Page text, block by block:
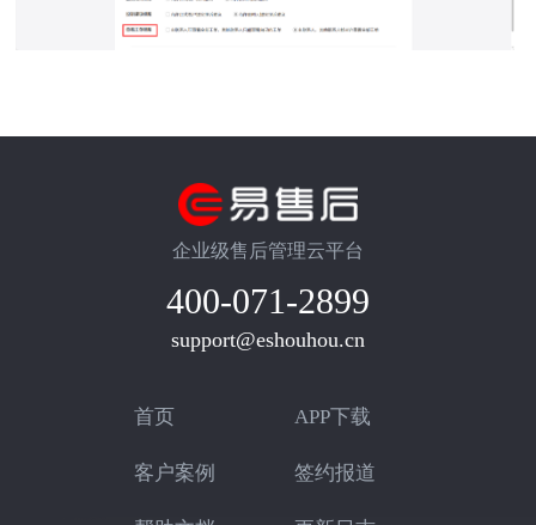
企业级售后管理云平台
400-071-2899
support@eshouhou.cn
首页 APP下载
客户案例 签约报道